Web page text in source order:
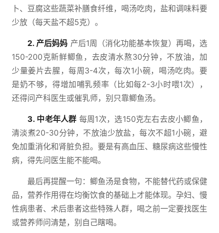
卜、豆腐这些蔬菜补膳食纤维，喝汤吃肉，盐和调味料要
少放（每天盐不超5克）。
2. 产后妈妈 产后1周（消化功能基本恢复）再喝，选
150-200克新鲜鲫鱼，去皮清水熬30分钟，不放油，加
少量姜片去腥，每周3-4次，每次1小碗，喝汤吃肉。要
是奶不够，得增加哺乳频率（比如每2-3小时喂1次），
还得问产科医生或催乳师，别只靠鲫鱼汤。
3. 中老年人群 每周1次，选150克左右去皮小鲫鱼，
清淡煮20-30分钟，不放油少放盐，每次不超1小碗，避
免加重消化和肾脏负担。要是有高血压、糖尿病这些慢性
病，得先问医生能不能喝。
最后再提醒一句：鲫鱼汤是食物，不能替代药或保健
品，营养作用得在均衡饮食的基础上才能体现。孕妇、慢
性病患者、术后患者这些特殊人群，喝之前一定要找医生
或营养师问清楚，别自己瞎喝。